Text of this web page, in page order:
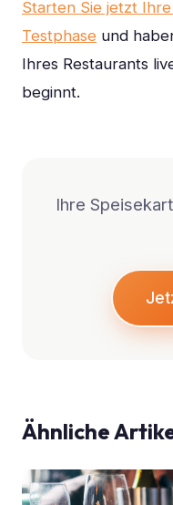
Starten Sie jetzt
Testphase und
Ihres Restaurants
beginnt.
Ihre
Ähnliche